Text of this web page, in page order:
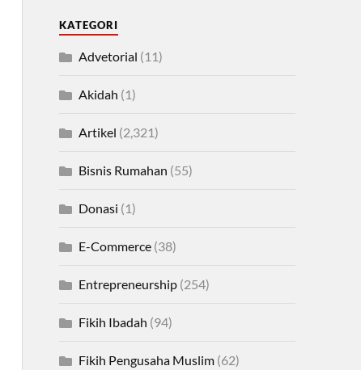
KATEGORI
Advetorial (11)
Akidah (1)
Artikel (2,321)
Bisnis Rumahan (55)
Donasi (1)
E-Commerce(38)
Entrepreneurship(254)
Fikih Ibadah (94)
Fikih Pengusaha Muslim(62)